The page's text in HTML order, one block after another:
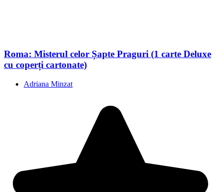
Roma: Misterul celor Șapte Praguri (1 carte Deluxe
cu coperți cartonate)
Adriana Minzat